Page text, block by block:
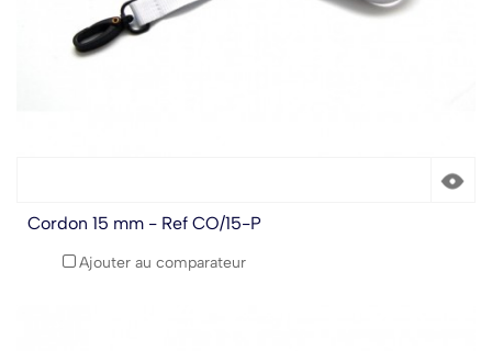
Cordon 15 mm - Ref CO/15-P
Ajouter au comparateur